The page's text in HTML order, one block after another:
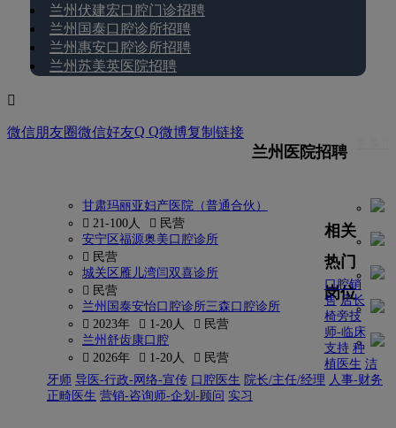
兰州伏建宏口腔门诊招聘
兰州国泰口腔诊所招聘
兰州惠安口腔诊所招聘
兰州苏美英医院招聘

微信朋友圈微信好友Q Q微博复制链接
兰州医院招聘
甘肃玛丽亚妇产医院（普通合伙）
 21-100人
 民营
安宁区福源奥美口腔诊所
 民营
城关区雁儿湾闫双喜诊所
 民营
兰州国泰安怡口腔诊所三森口腔诊所
 2023年
 1-20人
 民营
兰州舒齿康口腔
 2026年
 1-20人  民营
相关
热门
岗位
口腔销
售 店长
椅旁技
师-临床
支持 种
植医生 洁
牙师 导医-行政-网络-宣传 口腔医生 院长/主任/经理 人事-财务
正畸医生 营销-咨询师-企划-顾问 实习